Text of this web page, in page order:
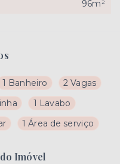
1 Banheiro
2 Vagas
1 Lavabo
1 Área de serviço
Imóvel
96m²